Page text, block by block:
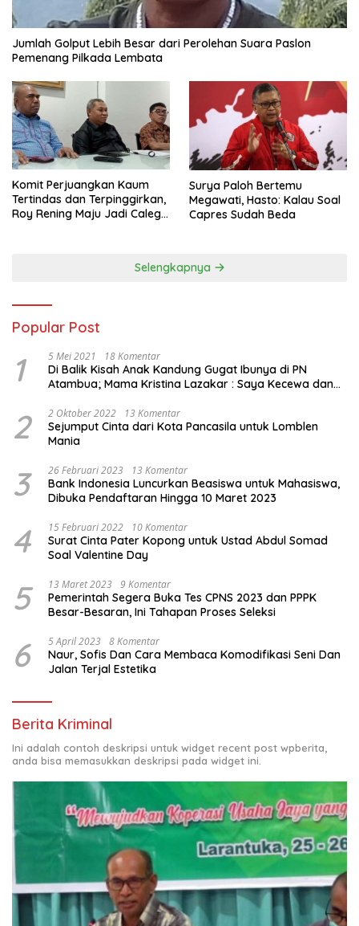
Jumlah Golput Lebih Besar dari Perolehan Suara Paslon
Pemenang Pilkada Lembata
Komit Perjuangkan Kaum
Tertindas dan Terpinggirkan,
Roy Rening Maju Jadi Caleg
Surya Paloh Bertemu
Megawati, Hasto: Kalau Soal
Capres Sudah Beda
Selengkapnya
Popular Post
1 5 Mei 2021 18 Komentar
Di Balik Kisah Anak Kandung Gugat Ibunya di PN
Atambua; Mama Kristina Lazakar : Saya Kecewa dan
2 2 Oktober 2022 13 Komentar
Sejumput Cinta dari Kota Pancasila untuk Lomblen
Mania
3 26 Februari 2023 13 Komentar
Bank Indonesia Luncurkan Beasiswa untuk Mahasiswa,
Dibuka Pendaftaran Hingga 10 Maret 2023
4 15 Februari 2022 10 Komentar
Surat Cinta Pater Kopong untuk Ustad Abdul Somad
Soal Valentine Day
5 13 Maret 2023 9 Komentar
Pemerintah Segera Buka Tes CPNS 2023 dan PPPK
Besar-Besaran, Ini Tahapan Proses Seleksi
6 5 April 2023 8 Komentar
Naur, Sofis Dan Cara Membaca Komodifikasi Seni Dan
Jalan Terjal Estetika
Berita Kriminal
Ini adalah contoh deskripsi untuk widget recent post wpberita,
anda bisa memasukkan deskripsi pada widget ini.